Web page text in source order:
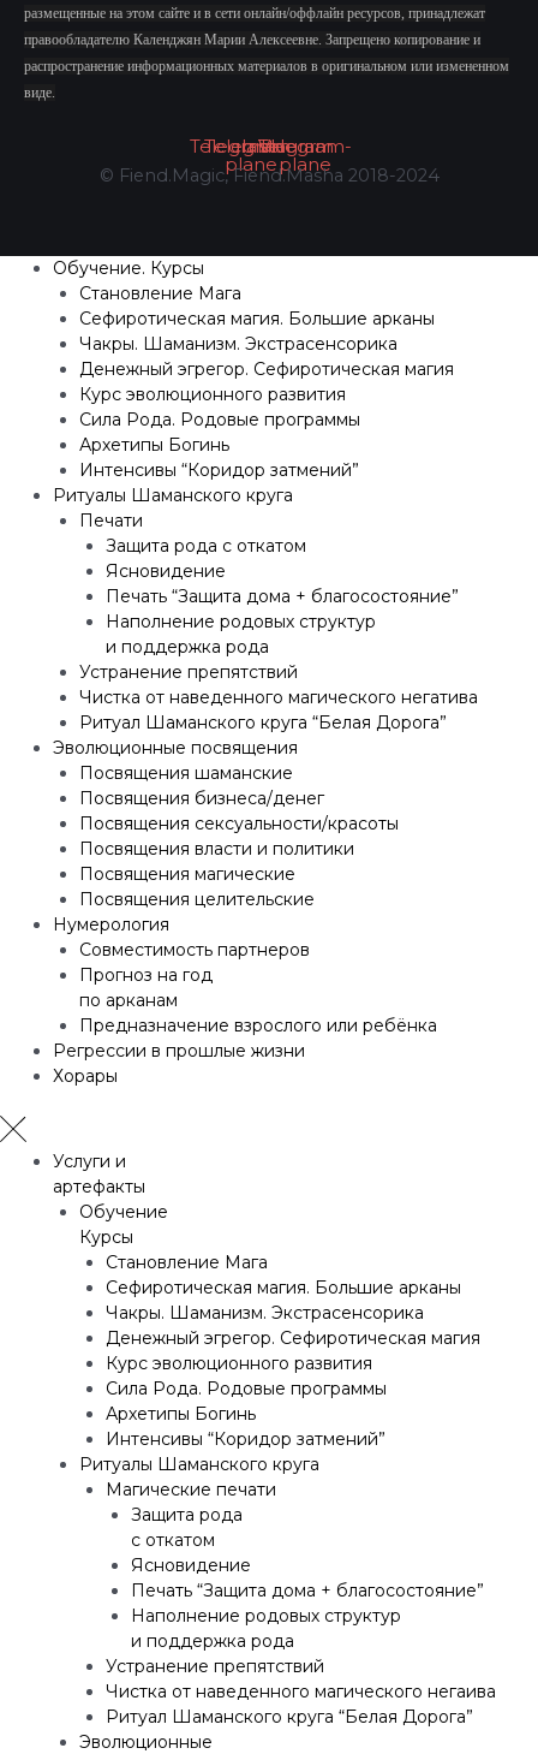
размещенные на этом сайте и в сети онлайн/оффлайн ресурсов, принадлежат
правообладателю Календжян Марии Алексеевне. Запрещено копирование и
распространение информационных материалов в оригинальном или измененном
виде.
Telegram
Telegram-
plane
Vk
Instagram
Telegram-
plane
© Fiend.Magic, Fiend.Masha 2018-2024
Обучение. Курсы
Становление Мага
Сефиротическая магия. Большие арканы
Чакры. Шаманизм. Экстрасенсорика
Денежный эгрегор. Сефиротическая магия
Курс эволюционного развития
Сила Рода. Родовые программы
Архетипы Богинь
Интенсивы “Коридор затмений”
Ритуалы Шаманского круга
Печати
Защита рода с откатом
Ясновидение
Печать “Защита дома + благосостояние”
Наполнение родовых структур
и поддержка рода
Устранение препятствий
Чистка от наведенного магического негатива
Ритуал Шаманского круга “Белая Дорога”
Эволюционные посвящения
Посвящения шаманские
Посвящения бизнеса/денег
Посвящения сексуальности/красоты
Посвящения власти и политики
Посвящения магические
Посвящения целительские
Нумерология
Совместимость партнеров
Прогноз на год
по арканам
Предназначение взрослого или ребёнка
Регрессии в прошлые жизни
Хорары
Услуги и
артефакты
Обучение
Курсы
Становление Мага
Сефиротическая магия. Большие арканы
Чакры. Шаманизм. Экстрасенсорика
Денежный эгрегор. Сефиротическая магия
Курс эволюционного развития
Сила Рода. Родовые программы
Архетипы Богинь
Интенсивы “Коридор затмений”
Ритуалы Шаманского круга
Магические печати
Защита рода
с откатом
Ясновидение
Печать “Защита дома + благосостояние”
Наполнение родовых структур
и поддержка рода
Устранение препятствий
Чистка от наведенного магического негаива
Ритуал Шаманского круга “Белая Дорога”
Эволюционные